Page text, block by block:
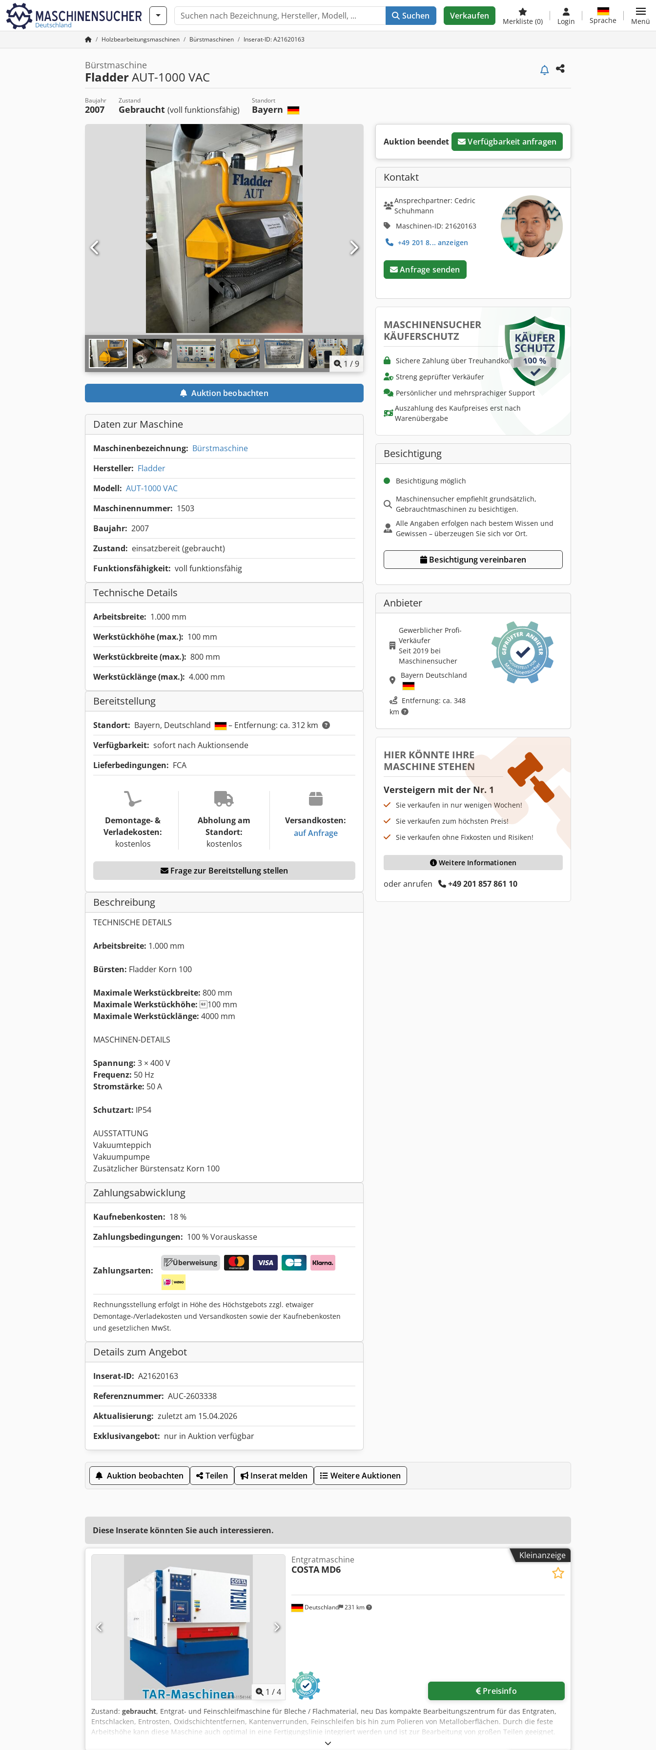
Deutschland
Suchen Verkaufen
Merkliste (0) Login Sprache Menü
Holzbearbeitungsmaschinen Bürstmaschinen Inserat-ID: A21620163
Bürstmaschine
FladderAUT-1000 VAC
Baujahr
2007
Zustand
Gebraucht (voll funktionsfähig)
Standort
Bayern
1 /9
Auktion beobachten
Daten zur Maschine
Maschinenbezeichnung: Bürstmaschine
Hersteller: Fladder
Modell: AUT-1000 VAC
Maschinennummer: 1503
Baujahr: 2007
Zustand: einsatzbereit (gebraucht)
Funktionsfähigkeit: voll funktionsfähig
Technische Details
Arbeitsbreite: 1.000 mm
Werkstückhöhe (max.): 100 mm
Werkstückbreite (max.): 800 mm
Werkstücklänge (max.): 4.000 mm
Bereitstellung
Standort: Bayern, Deutschland
– Entfernung: ca. 312 km
Verfügbarkeit: sofort nach Auktionsende
Lieferbedingungen: FCA
Demontage- &
Verladekosten:
kostenlos
Abholung am
Standort:
kostenlos
Versandkosten:
auf Anfrage
Frage zur Bereitstellung stellen
Beschreibung
TECHNISCHE DETAILS
Arbeitsbreite: 1.000 mm
Bürsten: Fladder Korn 100
Maximale Werkstückbreite: 800 mm
Maximale Werkstückhöhe: 100 mm
Maximale Werkstücklänge: 4000 mm
MASCHINEN-DETAILS
Spannung: 3 × 400 V
Frequenz: 50 Hz
Stromstärke: 50 A
Schutzart: IP54
AUSSTATTUNG
Vakuumteppich
Vakuumpumpe
Zusätzlicher Bürstensatz Korn 100
Zahlungsabwicklung
Kaufnebenkosten: 18 %
Zahlungsbedingungen: 100 % Vorauskasse
Zahlungsarten:
Überweisung
Rechnungsstellung erfolgt in Höhe des Höchstgebots zzgl. etwaiger
Demontage-/Verladekosten und Versandkosten sowie der Kaufnebenkosten
und gesetzlichen MwSt.
Details zum Angebot
Inserat-ID: A21620163
Referenznummer: AUC-2603338
Aktualisierung: zuletzt am 15.04.2026
Exklusivangebot: nur in Auktion verfügbar
Auktion beendet Verfügbarkeit anfragen
Kontakt
Ansprechpartner: Cedric
Schuhmann
Maschinen-ID: 21620163
+49 201 8... anzeigen
Anfrage senden
MASCHINENSUCHER
KÄUFERSCHUTZ
Sichere Zahlung über Treuhandkonto
Streng geprüfter Verkäufer
Persönlicher und mehrsprachiger Support
Auszahlung des Kaufpreises erst nach
Warenübergabe
Besichtigung
Besichtigung möglich
Maschinensucher empfiehlt grundsätzlich,
Gebrauchtmaschinen zu besichtigen.
Alle Angaben erfolgen nach bestem Wissen und
Gewissen – überzeugen Sie sich vor Ort.
Besichtigung vereinbaren
Anbieter
Gewerblicher Profi-
Verkäufer
Seit 2019 bei
Maschinensucher
Bayern Deutschland
Entfernung: ca. 348
km
HIER KÖNNTE IHRE
MASCHINE STEHEN
Versteigern mit der Nr. 1
Sie verkaufen in nur wenigen Wochen!
Sie verkaufen zum höchsten Preis!
Sie verkaufen ohne Fixkosten und Risiken!
Weitere Informationen
oder anrufen +49 201 857 861 10
Auktion beobachten Teilen Inserat melden Weitere Auktionen
Diese Inserate könnten Sie auch interessieren.
Kleinanzeige
1 /4
Deutschland 231 km
Entgratmaschine
COSTA MD6
Preisinfo
Zustand: gebraucht, Entgrat- und Feinschleifmaschine für Bleche / Flachmaterial, neu Das kompakte Bearbeitungszentrum für das Entgraten,
Entschlacken, Entrosten, Oxidschichtentfernen, Kantenverrunden, Feinschleifen bis hin zum Polieren von Metalloberflächen. Durch die feste
Arbeitshöhe kann diese Maschine auch optimal in eine Fertigungslinie integriert werden und ist zur Bearbeitung von großen Teilen geeignet.
Arbeitsbreite: 1150 - 1350 mm maximales Teilegewicht: 500 kg Breitbänder mit Schleifbandabwicklung: 2620 mm Standardmäßig mit